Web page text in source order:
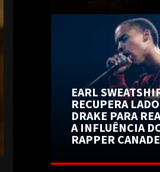
EARL
RECUPERA
DRAKE PARA
A INFLUÊNCIA
RAPPER